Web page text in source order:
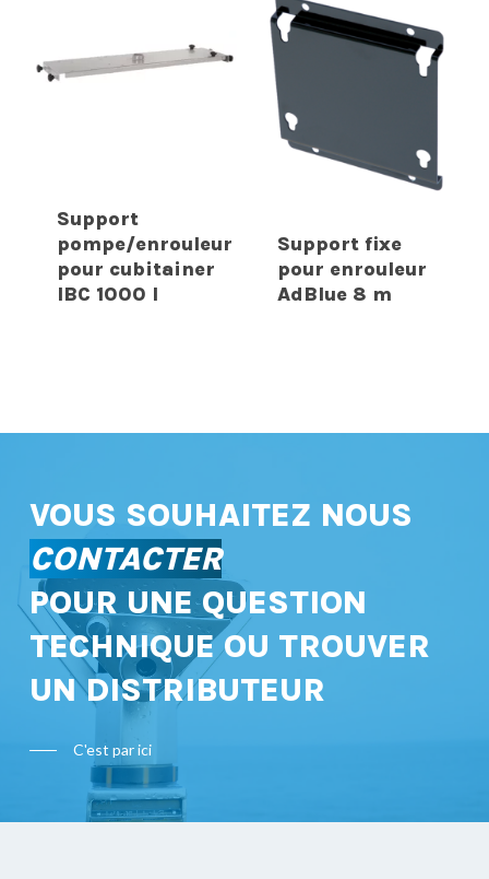
Support
pompe/enrouleur
pour cubitainer
IBC 1000 l
Support fixe
pour enrouleur
AdBlue 8 m
VOUS SOUHAITEZ NOUS
CONTACTER
POUR UNE QUESTION
TECHNIQUE OU TROUVER
UN DISTRIBUTEUR
C'est par ici